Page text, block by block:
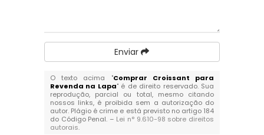
Enviar
O texto acima "Comprar Croissant para
Revenda na Lapa" é de direito reservado. Sua
reprodução, parcial ou total, mesmo citando
nossos links, é proibida sem a autorização do
autor. Plágio é crime e está previsto no artigo 184
do Código Penal. – Lei n° 9.610-98 sobre direitos
autorais.